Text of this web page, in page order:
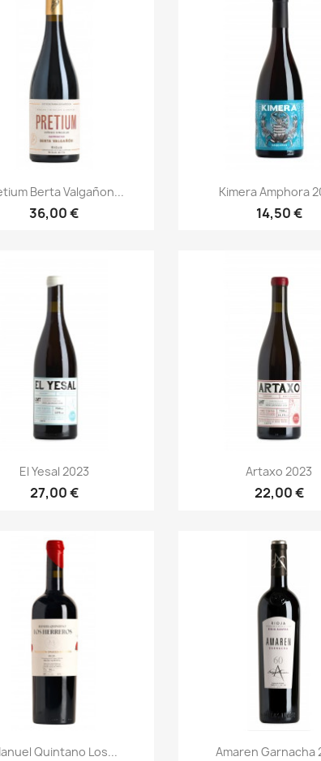
Anteprima
Berta Valgañon...
36,00 €

Kimera Amphora
14,50 €
Anteprima
El Yesal 2023
27,00 €
Anteprima
Artaxo 2023
22,00 €
Anteprima
Quintano Los... 
Amaren Garnacha